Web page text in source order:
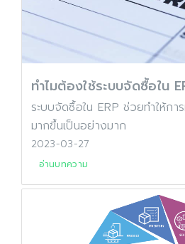
ทำไมต้องใช้ระบบจัดซื้อใน
ระบบจัดซื้อใน ERP ช่วยทำให้ก
มากขึ้นเป็นอย่างมาก
2023-03-27
อ่านบทความ